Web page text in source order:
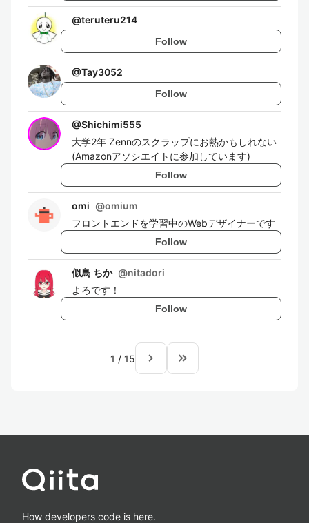
@teruteru214
Follow
@Tay3052
Follow
@Shichimi555
大学2年 Zennのスクラップにお熱かもしれない
(Amazonアソシエイトに参加しています)
Follow
omi @omium
フロントエンドを学習中のWebデザイナーです
Follow
似鳥 ちか @nitadori
よろです！
Follow
1 / 15 navigate_next keyboard_double_arrow_right
How developers code is here.